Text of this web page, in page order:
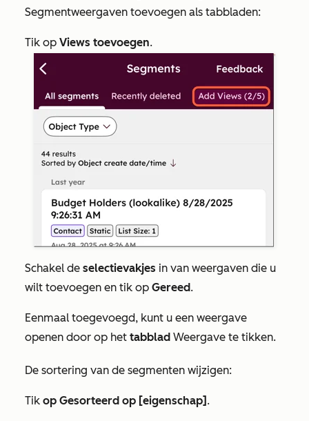
Segmentweergaven toevoegen als tabbladen:
Tik op Views toevoegen.
Schakel de selectievakjes in van weergaven die u
wilt toevoegen en tik op Gereed.
Eenmaal toegevoegd, kunt u een weergave
openen door op het tabblad Weergave te tikken.
De sortering van de segmenten wijzigen:
Tik op Gesorteerd op [eigenschap] .